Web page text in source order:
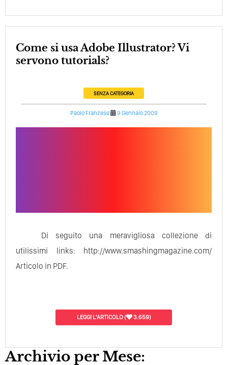
Come si usa Adobe Illustrator? Vi
servono tutorials?
SENZA CATEGORIA
Paolo Franzese 9 Gennaio 2009
Di seguito una meravigliosa collezione di
utilissimi links: http://www.smashingmagazine.com/
Articolo in PDF.
LEGGI L'ARTICOLO( 3.659)
Archivio per Mese: